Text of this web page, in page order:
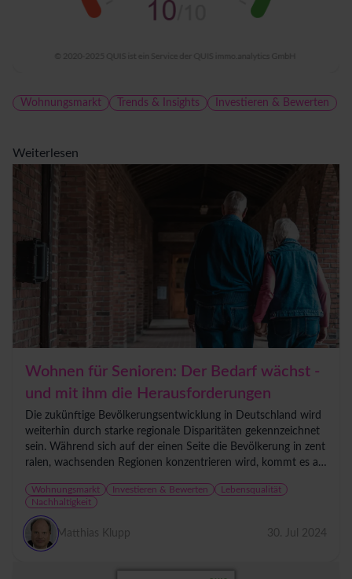
Wohnungsmarkt Trends & Insights Investieren & Bewerten
Weiterlesen
Wohnen für Senioren: Der Bedarf wächst -
und mit ihm die Herausforderungen
Die zukünftige Bevölkerungsentwicklung in Deutschland wird
weiterhin durch starke regionale Disparitäten gekennzeichnet
sein. Während sich auf der einen Seite die Bevölkerung in zent
ralen, wachsenden Regionen konzentrieren wird, kommt es au
Wohnungsmarkt Investieren & Bewerten
Lebensqualität
Nachhaltigkeit
Matthias Klupp 30. Jul 2024